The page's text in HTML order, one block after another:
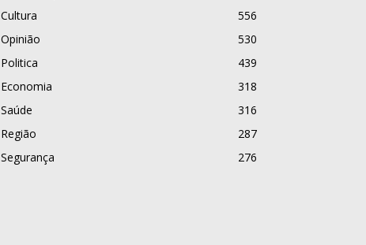
Cultura
556
Opinião
530
Politica
439
Economia
318
Saúde
316
Região
287
Segurança
276